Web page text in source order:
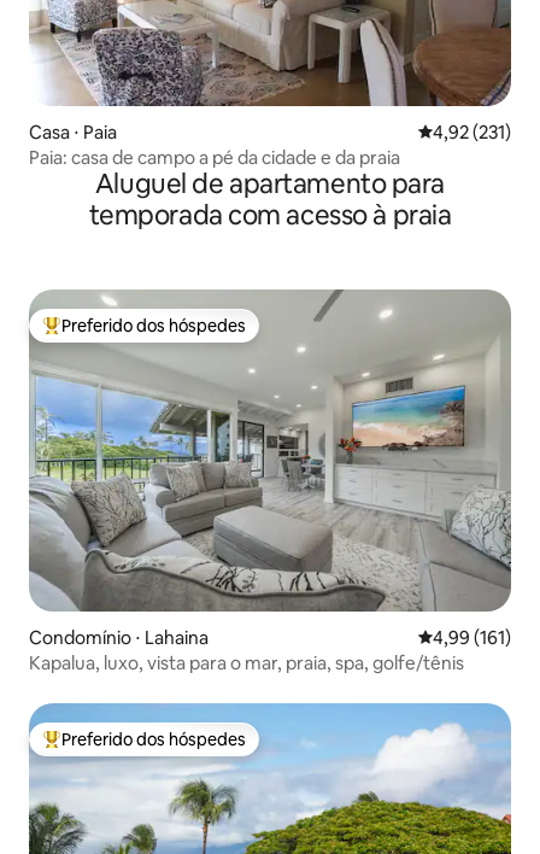
Casa ⋅ Paia 4,92 de uma
4,92 (231)
Paia: casa de campo a pé da cidade e da praia
Aluguel de apartamento para
temporada com acesso à praia
Entre os melhores preferidos dos hóspedes
Preferido dos hóspedes
Condomínio ⋅ Lahaina 4,99 de uma
4,99 (161)
Kapalua, luxo, vista para o mar, praia, spa, golfe/tênis
Entre os melhores preferidos dos hóspedes
Preferido dos hóspedes